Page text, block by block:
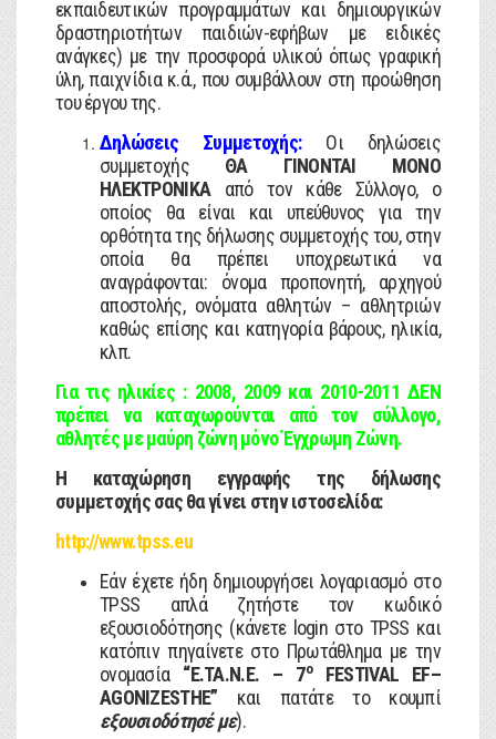
εκπαιδευτικών προγραμμάτων και δημιουργικών
δραστηριοτήτων παιδιών-εφήβων με ειδικές
ανάγκες) με την προσφορά υλικού όπως γραφική
ύλη, παιχνίδια κ.ά., που συμβάλλουν στη προώθηση
του έργου της.
Δηλώσεις Συμμετοχής: Οι δηλώσεις
συμμετοχής ΘΑ ΓΙΝΟΝΤΑΙ ΜΟΝΟ
ΗΛΕΚΤΡΟΝΙΚΑαπό τον κάθε Σύλλογο, ο
οποίος θα είναι και υπεύθυνος για την
ορθότητα της δήλωσης συμμετοχής του, στην
οποία θα πρέπει υποχρεωτικά να
αναγράφονται: όνομα προπονητή, αρχηγού
αποστολής, ονόματα αθλητών – αθλητριών
καθώς επίσης και κατηγορία βάρους, ηλικία,
κλπ.
Για τις ηλικίες : 2008, 2009 και 2010-2011 ΔΕΝ
πρέπει να καταχωρούνται από τον σύλλογο,
αθλητές με μαύρη ζώνη μόνο Έγχρωμη Ζώνη.
Η καταχώρηση εγγραφής της δήλωσης
συμμετοχής σας θα γίνει στην ιστοσελίδα:
http://www.tpss.eu
Εάν έχετε ήδη δημιουργήσει λογαριασμό στο
TPSS απλά ζητήστε τον κωδικό
εξουσιοδότησης (κάνετε login στο TPSS και
κατόπιν πηγαίνετε στο Πρωτάθλημα με την
ονομασία “E.TA.N.E. – 7ο FESTIVAL EF–
AGONIZESTHE” και πατάτε το κουμπί
εξουσιοδότησέ με).